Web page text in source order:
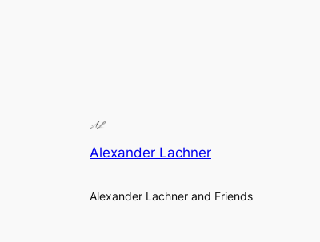
Alexander Lachner
Alexander Lachner and Friends